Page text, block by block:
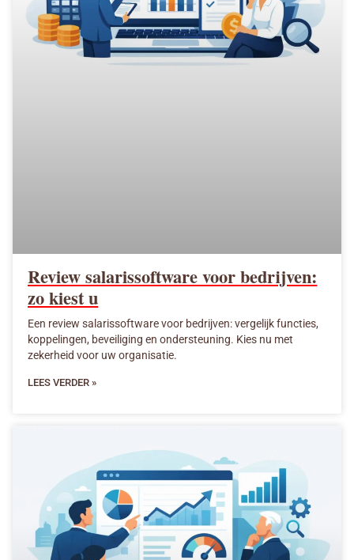
Review salarissoftware voor bedrijven:
zo kiest u
Een review salarissoftware voor bedrijven: vergelijk functies,
koppelingen, beveiliging en ondersteuning. Kies nu met
zekerheid voor uw organisatie.
LEES VERDER »